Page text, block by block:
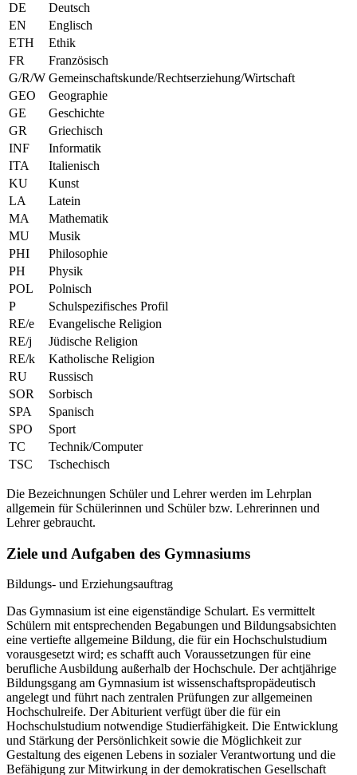
DE
Deutsch
EN
Englisch
ETH
Ethik
FR
Französisch
G/R/W Gemeinschaftskunde/Rechtserziehung/Wirtschaft
GEO
Geographie
GE
Geschichte
GR
Griechisch
INF
Informatik
ITA
Italienisch
KU
Kunst
LA
Latein
MA
Mathematik
MU
Musik
PHI
Philosophie
PH
Physik
POL
Polnisch
P
Schulspezifisches Profil
RE/e
Evangelische Religion
RE/j
Jüdische Religion
RE/k
Katholische Religion
RU
Russisch
SOR
Sorbisch
SPA
Spanisch
SPO
Sport
TC
Technik/Computer
TSC
Tschechisch
Die Bezeichnungen Schüler und Lehrer werden im Lehrplan
allgemein für Schülerinnen und Schüler bzw. Lehrerinnen und
Lehrer gebraucht.
Ziele und Aufgaben des Gymnasiums
Bildungs- und Erziehungsauftrag
Das Gymnasium ist eine eigenständige Schulart. Es vermittelt
Schülern mit entsprechenden Begabungen und Bildungsabsichten
eine vertiefte allgemeine Bildung, die für ein Hochschulstudium
vorausgesetzt wird; es schafft auch Voraussetzungen für eine
berufliche Ausbildung außerhalb der Hochschule. Der achtjährige
Bildungsgang am Gymnasium ist wissenschaftspropädeutisch
angelegt und führt nach zentralen Prüfungen zur allgemeinen
Hochschulreife. Der Abiturient verfügt über die für ein
Hochschulstudium notwendige Studierfähigkeit. Die Entwicklung
und Stärkung der Persönlichkeit sowie die Möglichkeit zur
Gestaltung des eigenen Lebens in sozialer Verantwortung und die
Befähigung zur Mitwirkung in der demokratischen Gesellschaft